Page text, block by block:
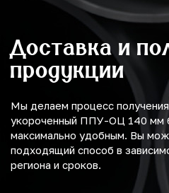
Доставка и
продукции
Мы делаем процесс
укороченный ППУ-ОЦ 140 мм
максимально удобным. Вы
подходящий способ в
региона и сроков.